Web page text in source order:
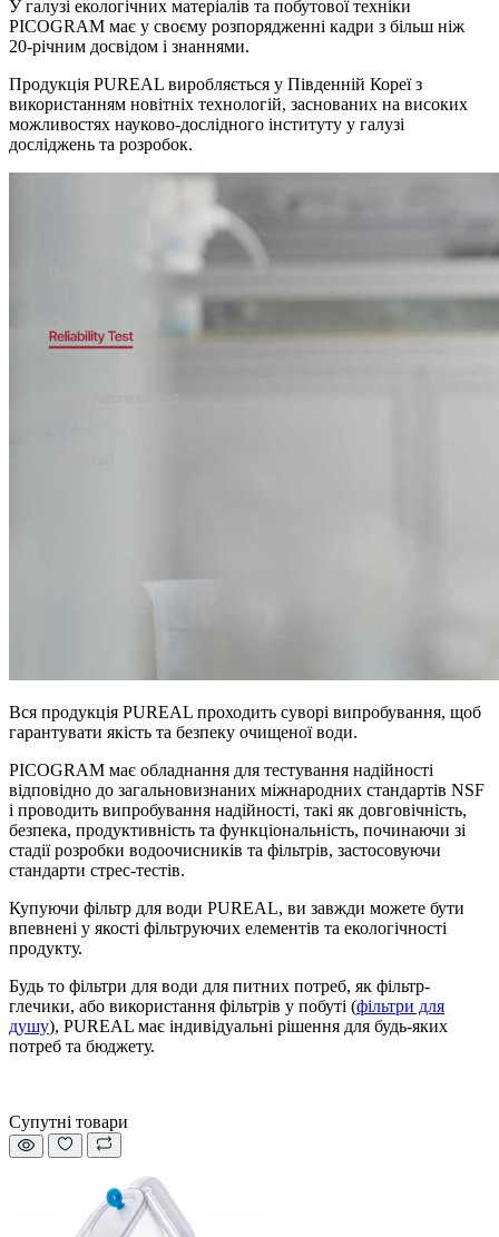
У галузі екологічних матеріалів та побутової техніки
PICOGRAM має у своєму розпорядженні кадри з більш ніж
20-річним досвідом і знаннями.
Продукція PUREAL виробляється у Південній Кореї з
використанням новітніх технологій, заснованих на високих
можливостях науково-дослідного інституту у галузі
досліджень та розробок.
Вся продукція PUREAL проходить суворі випробування, щоб
гарантувати якість та безпеку очищеної води.
PICOGRAM має обладнання для тестування надійності
відповідно до загальновизнаних міжнародних стандартів NSF
і проводить випробування надійності, такі як довговічність,
безпека, продуктивність та функціональність, починаючи зі
стадії розробки водоочисників та фільтрів, застосовуючи
стандарти стрес-тестів.
Купуючи фільтр для води PUREAL, ви завжди можете бути
впевнені у якості фільтруючих елементів та екологічності
продукту.
Будь то фільтри для води для питних потреб, як фільтр-
глечики, або використання фільтрів у побуті (фільтри для
душу), PUREAL має індивідуальні рішення для будь-яких
потреб та бюджету.
Супутні товари